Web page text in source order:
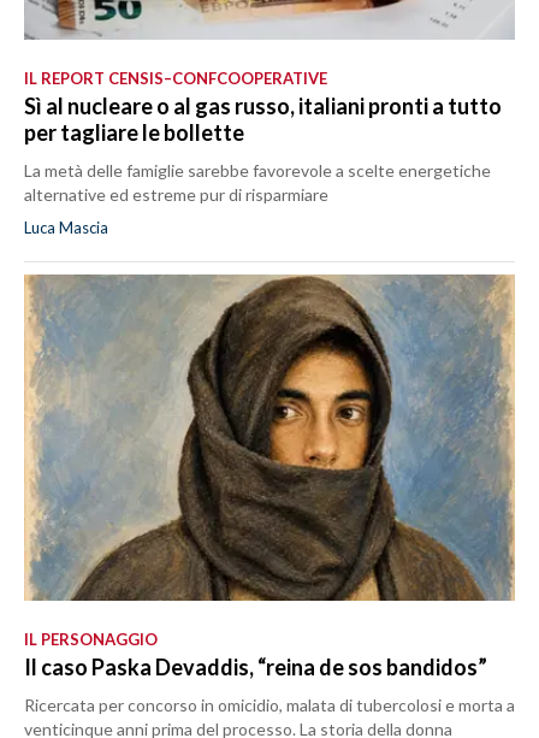
IL REPORT CENSIS–CONFCOOPERATIVE
Sì al nucleare o al gas russo, italiani pronti a tutto
per tagliare le bollette
La metà delle famiglie sarebbe favorevole a scelte energetiche
alternative ed estreme pur di risparmiare
Luca Mascia
IL PERSONAGGIO
Il caso Paska Devaddis, “reina de sos bandidos”
Ricercata per concorso in omicidio, malata di tubercolosi e morta a
venticinque anni prima del processo. La storia della donna